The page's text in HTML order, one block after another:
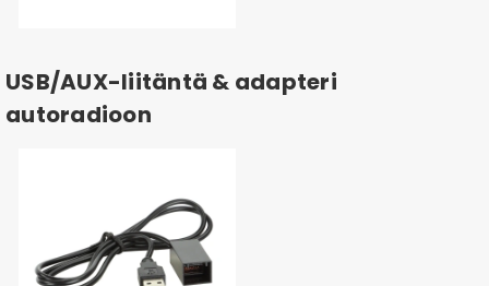
USB/AUX-liitäntä & adapteri
autoradioon